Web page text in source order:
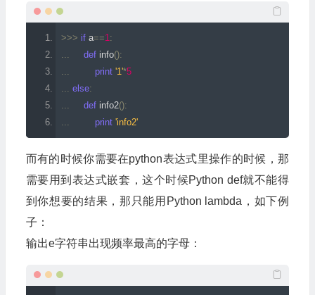
>>> if a==1:
...
def info():
...
print '1'*5
... else:
...
def info2():
...
print 'info2'
而有的时候你需要在python表达式里操作的时候，那
需要用到表达式嵌套，这个时候Python def就不能得
到你想要的结果，那只能用Python lambda，如下例
子：
输出e字符串出现频率最高的字母：